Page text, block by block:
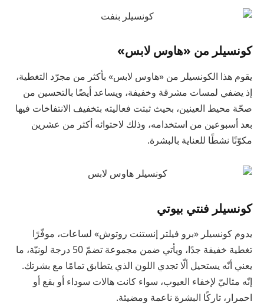
كونسيلر من «هاوس لابس»
يقوم هذا الكونسيلر من «هاوس لابس» بأكثر من مجرّد التغطية،
إذ يضفي لمسات مشرقة وخفيفة، ويساعد أيضًا بالتحسين من
صحّة محيط العينين، بحيث ثبتت فعاليته بتخفيف الانتفاخات فيها
بعد أسبوعين من استخدامه، وذلك لاحتوائه أكثر من عشرين
مكوّنًا نشطًا للعناية بالبشرة.
كونسيلر فنتي بيوتي
يدوم كونسيلر «برو فيلتر إنستنت روتوش» لساعات، موفّرًا
تغطية خفيفة جدًا، ويأتي ضمن مجموعة تضمّ 50 درجة لونيّة، ما
يعني أنّه يستحيل ألّا تجدي اللون الذي يتطابق تمامًا مع بشرتك.
إنّه مثاليّ لإخفاء العيوب، سواء كانت هالات سوداء أو بقع أو
احمرار، تاركًا البشرة ناعمة ومضيئة.